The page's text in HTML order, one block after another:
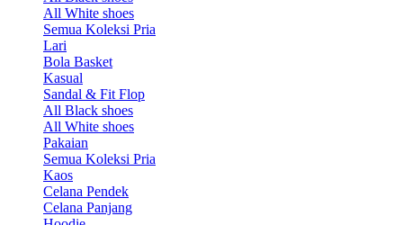
All White shoes
Semua Koleksi Pria
Lari
Bola Basket
Kasual
Sandal & Fit Flop
All Black shoes
All White shoes
Pakaian
Semua Koleksi Pria
Kaos
Celana Pendek
Celana Panjang